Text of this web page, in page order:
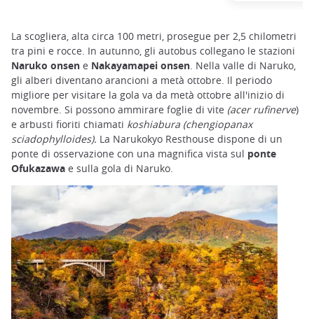
La scogliera, alta circa 100 metri, prosegue per 2,5 chilometri
tra pini e rocce. In autunno, gli autobus collegano le stazioni
Naruko onsen e Nakayamapei onsen . Nella valle di Naruko,
gli alberi diventano arancioni a metà ottobre. Il periodo
migliore per visitare la gola va da metà ottobre all'inizio di
novembre. Si possono ammirare foglie di vite (acer rufinerve)
e arbusti fioriti chiamati koshiabura (chengiopanax
sciadophylloides). La Narukokyo Resthouse dispone di un
ponte di osservazione con una magnifica vista sul ponte
Ofukazawa e sulla gola di Naruko.